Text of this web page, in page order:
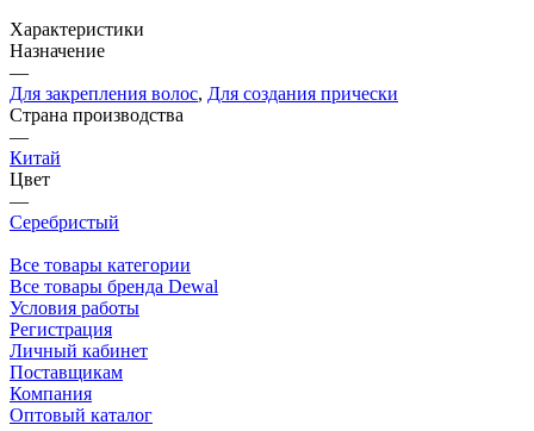
Характеристики
Назначение
—
Для закрепления волос, Для создания прически
Страна производства
—
Китай
Цвет
—
Серебристый
Все товары категории
Все товары бренда Dewal
Условия работы
Регистрация
Личный кабинет
Поставщикам
Компания
Оптовый каталог